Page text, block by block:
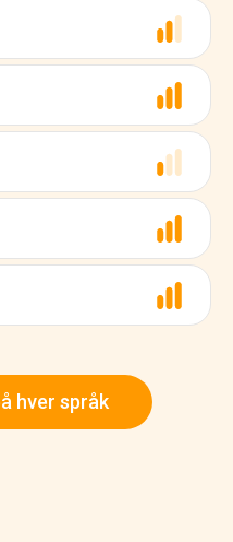
hver språk